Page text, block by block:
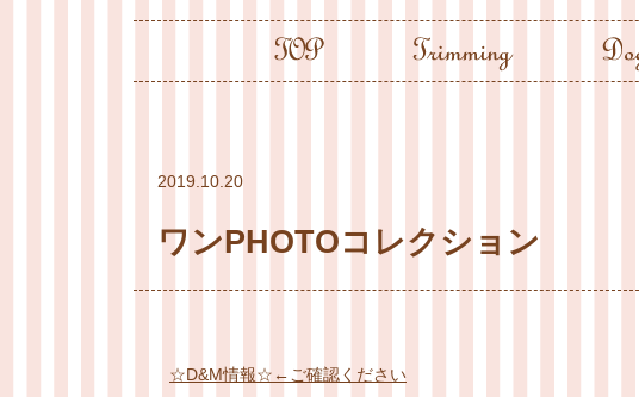
2019.10.20
ワンPHOTOコレクション
☆D&M情報☆←ご確認ください